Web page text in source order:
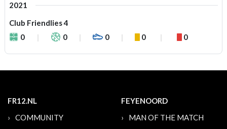
2021
Club Friendlies 4
0
0 0 0 0
FR12.NL
COMMUNITY
FEYENOORD
MAN OF THE MATCH